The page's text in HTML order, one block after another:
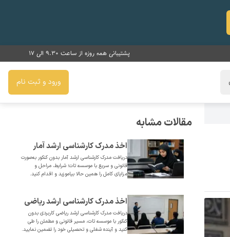
پشتیبانی همه روزه از ساعت 9.30 الی 17
ورود و ثبت نام
مقالات مشابه
اخذ مدرک کارشناسی ارشد آمار
قانونی و فوری بدون کنکور
دریافت مدرک کارشناسی ارشد آمار بدون کنکور به‌صورت
قانونی و سریع با موسسه تات؛ شرایط، مراحل و
مزایای کامل را همین حالا بیاموزید و اقدام کنید.
اخذ مدرک کارشناسی ارشد ریاضی
کاربردی قانونی و فوری بدون
کنکور
دریافت مدرک کارشناسی ارشد ریاضی کاربردی بدون
کنکور با موسسه تات، مسیر قانونی و مطمئن را طی
کنید و آینده شغلی و تحصیلی خود را تضمین نمایید.